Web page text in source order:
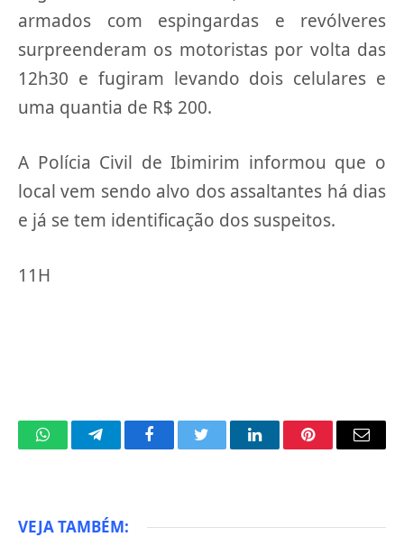
armados com espingardas e revólveres
surpreenderam os motoristas por volta das
12h30 e fugiram levando dois celulares e
uma quantia de R$ 200.
A Polícia Civil de Ibimirim informou que o
local vem sendo alvo dos assaltantes há dias
e já se tem identificação dos suspeitos.
11H
WhatsAppTelegramFacebookTwitter LinkedInPinterestEmail
VEJA TAMBÉM: